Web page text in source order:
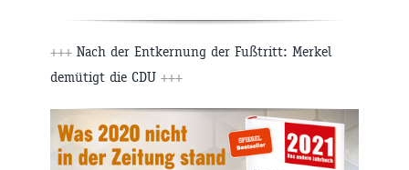
+++ Nach der Entkernung der Fußtritt: Merkel
demütigt die CDU +++